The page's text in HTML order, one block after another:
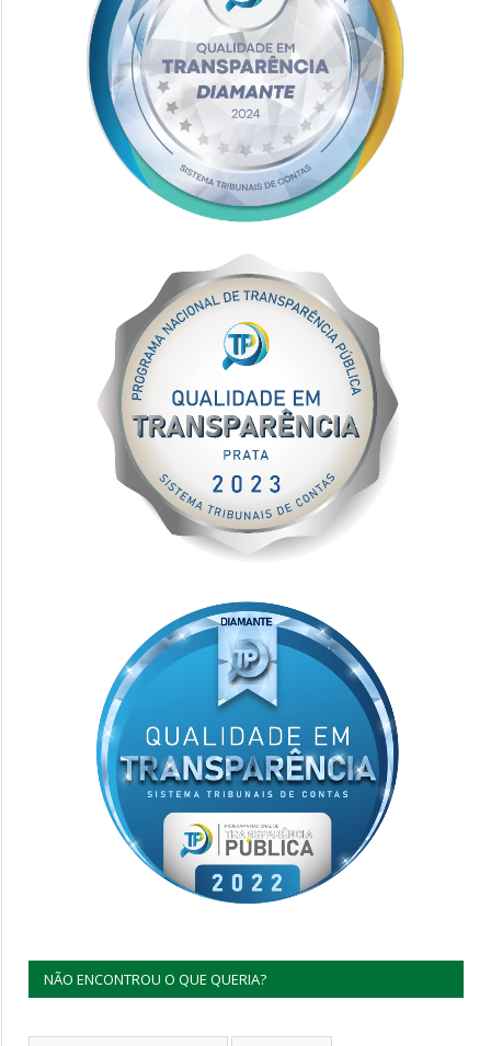
NÃO ENCONTROU O QUE QUERIA?